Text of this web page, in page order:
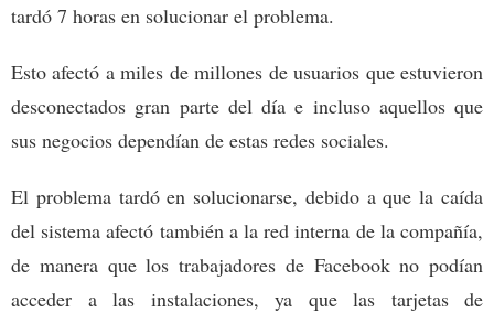
tardó 7 horas en solucionar el problema.
Esto afectó a miles de millones de usuarios que estuvieron
desconectados gran parte del día e incluso aquellos que
sus negocios dependían de estas redes sociales.
El problema tardó en solucionarse, debido a que la caída
del sistema afectó también a la red interna de la compañía,
de manera que los trabajadores de Facebook no podían
acceder a las instalaciones, ya que las tarjetas de